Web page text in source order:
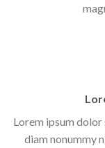
Lorem ipsum
diam nonummy